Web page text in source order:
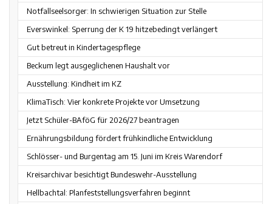
Notfallseelsorger: In schwierigen Situation zur Stelle
Everswinkel: Sperrung der K 19 hitzebedingt verlängert
Gut betreut in Kindertagespflege
Beckum legt ausgeglichenen Haushalt vor
Ausstellung: Kindheit im KZ
KlimaTisch: Vier konkrete Projekte vor Umsetzung
Jetzt Schüler-BAföG für 2026/27 beantragen
Ernährungsbildung fördert frühkindliche Entwicklung
Schlösser- und Burgentag am 15. Juni im Kreis Warendorf
Kreisarchivar besichtigt Bundeswehr-Ausstellung
Hellbachtal: Planfeststellungsverfahren beginnt